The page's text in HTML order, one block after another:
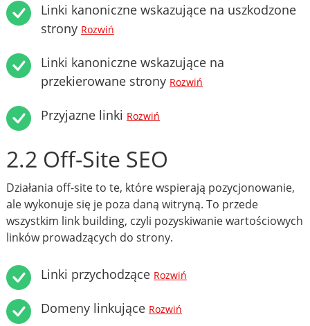
Linki kanoniczne wskazujące na uszkodzone
strony Rozwiń
Linki kanoniczne wskazujące na
przekierowane strony Rozwiń
Przyjazne linki Rozwiń
2.2 Off-Site SEO
Działania off-site to te, które wspierają pozycjonowanie,
ale wykonuje się je poza daną witryną. To przede
wszystkim link building, czyli pozyskiwanie wartościowych
linków prowadzących do strony.
Linki przychodzące Rozwiń
Domeny linkujące Rozwiń